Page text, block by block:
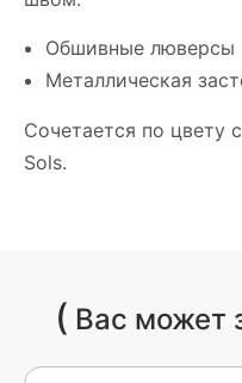
Обшивные люверсы
Металлическая
Сочетается по цвету
Sols.
( Вас может